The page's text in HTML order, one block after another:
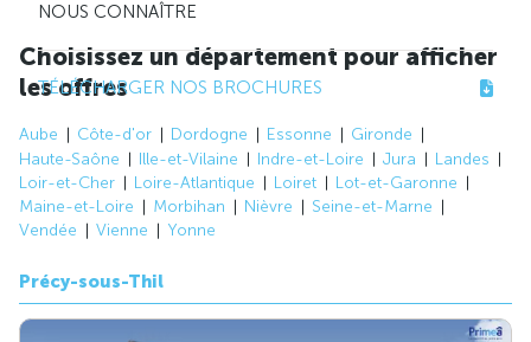
NOUS CONNAÎTRE
TÉLÉCHARGER NOS BROCHURES
Choisissez un département pour afficher
les offres
Aube Côte-d'or Dordogne Essonne
Gironde
Haute-Saône
Ille-et-Vilaine Indre-et-Loire Jura
Landes
Loir-et-Cher
Loire-Atlantique Loiret
Lot-et-Garonne
Maine-et-Loire
Morbihan Nièvre
Seine-et-Marne
Vendée
Vienne Yonne
Précy-sous-Thil